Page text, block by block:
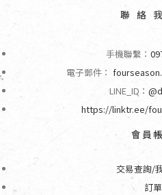
聯絡
手機聯繫：
電子郵件：
LINE_ID：
https://linktr.ee/
會員
交易查詢/
訂單